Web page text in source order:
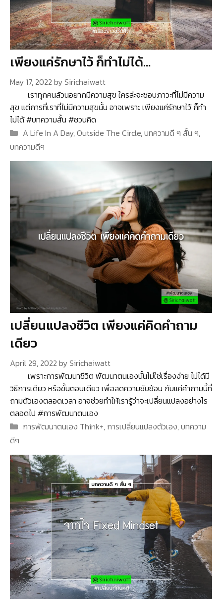
เพียงแค่รักษาไว้ ก็ทำไม่ได้…
May 17, 2022 bySirichaiwatt
เราทุกคนล้วนอยากมีความสุข ใครล่ะจะชอบภาวะที่ไม่มีความ
สุข แต่การที่เราที่ไม่มีความสุขนั้น อาจเพราะ เพียงแค่รักษาไว้ ก็ทำ
ไม่ได้ #บทความสั้น #ชวนคิด
Categories
A Life In A Day,Outside The Circle,บทความดี ๆ สั้น ๆ,
บทความดีๆ
เปลี่ยนแปลงชีวิต เพียงแค่คิดคำถาม
เดียว
April 29, 2022 bySirichaiwatt
เพราะการพัฒนาชีวิต พัฒนาตนเองนั้นไม่ใช่เรื่องง่าย ไม่ได้มี
วิธีการเดียว หรือขั้นตอนเดียว เพื่อลดความซับซ้อน กับแค่คำถามนี้ที่
ถามตัวเองตลอดเวลา อาจช่วยทำให้เรารู้ว่าจะเปลี่ยนแปลงอย่างไร
ตลอดไป #การพัฒนาตนเอง
Categories
การพัฒนาตนเอง Think+, การเปลี่ยนแปลงตัวเอง,บทความ
ดีๆ